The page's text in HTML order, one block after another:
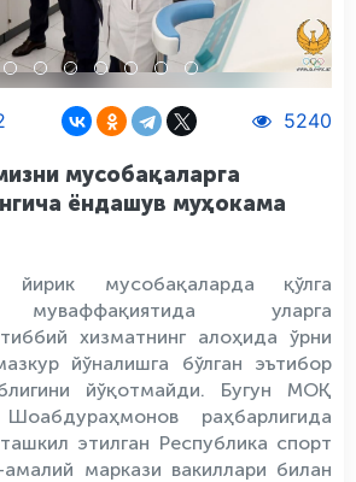
5240
мусобақаларга
ёндашув муҳокама
йирик мусобақаларда қўлга
муваффақиятида уларга
хизматнинг алоҳида ўрни
йўналишга бўлган эътибор
йўқотмайди. Бугун МОҚ
раҳбарлигида
этилган Республика спорт
маркази вакиллари билан